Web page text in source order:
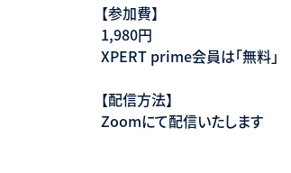
【参加費】
1,980円
XPERT prime会員は「無料」
【配信方法】
Zoomにて配信いたします